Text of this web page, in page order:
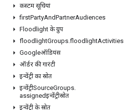
कस्टम सूचियां
firstPartyAndPartnerAudiences
Floodlight के ग्रुप
floodlightGroups.floodlightActivities
Googleऑडियंस
ऑर्डर की गारंटी
इन्वेंट्री का स्रोत
इन्वेंट्रीSourceGroups.
assignedइन्वेंट्रीस्रोत
इन्वेंट्री के स्रोत